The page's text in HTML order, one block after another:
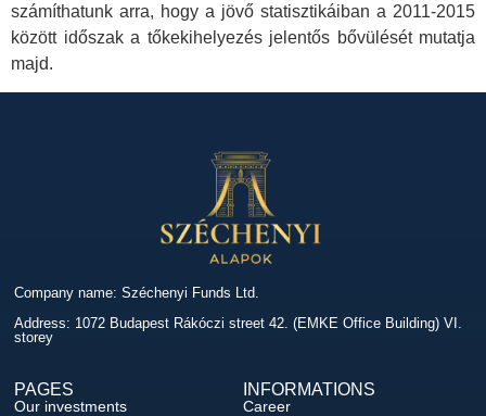
számíthatunk arra, hogy a jövő statisztikáiban a 2011-2015
között időszak a tőkekihelyezés jelentős bővülését mutatja
majd.
Company name: Széchenyi Funds Ltd.
Address: 1072 Budapest Rákóczi street 42. (EMKE Office Building) VI.
storey
PAGES
Our investments
INFORMATIONS
Career